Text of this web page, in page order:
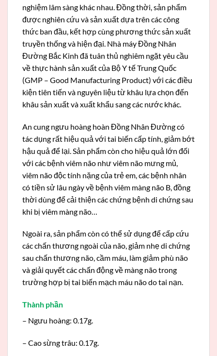
nghiệm lâm sàng khác nhau. Đồng thời, sản phẩm
được nghiên cứu và sản xuất dựa trên các công
thức ban đầu, kết hợp cùng phương thức sản xuất
truyền thống và hiện đại. Nhà máy Đồng Nhân
Đường Bắc Kinh đã tuân thủ nghiêm ngặt yêu cầu
về thực hành sản xuất của Bộ Y tế Trung Quốc
(GMP – Good Manufacturing Product) với các điều
kiện tiên tiến và nguyên liệu từ khâu lựa chọn đến
khâu sản xuất và xuất khẩu sang các nước khác.
An cung ngưu hoàng hoàn Đồng Nhân Đường có
tác dụng rất hiệu quả với tai biến cấp tính, giảm bớt
hậu quả để lại. Sản phẩm còn cho hiệu quả lớn đối
với các bệnh viêm não như viêm não mưng mủ,
viêm não độc tính nặng của trẻ em, các bệnh nhân
có tiền sử lâu ngày về bệnh viêm màng não B, đồng
thời dùng để cải thiện các chứng bệnh di chứng sau
khi bị viêm màng não…
Ngoài ra, sản phẩm còn có thể sử dụng để cấp cứu
các chấn thương ngoài của não, giảm nhẹ di chứng
sau chấn thương não, cầm máu, làm giảm phù não
và giải quyết các chấn động về màng não trong
trường hợp bị tai biến mạch máu não do tai nạn.
Thành phần
– Ngưu hoàng: 0.17g.
– Cao sừng trâu: 0.17g.